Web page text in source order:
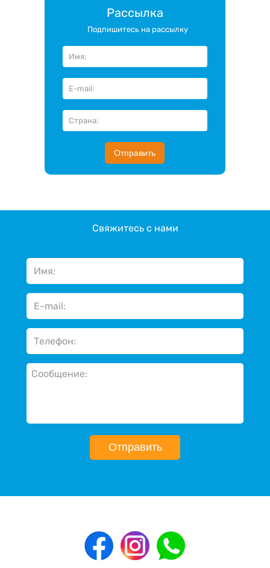
Рассылка
Подпишитесь на рассылку
Отправить
Свяжитесь с нами
Отправить